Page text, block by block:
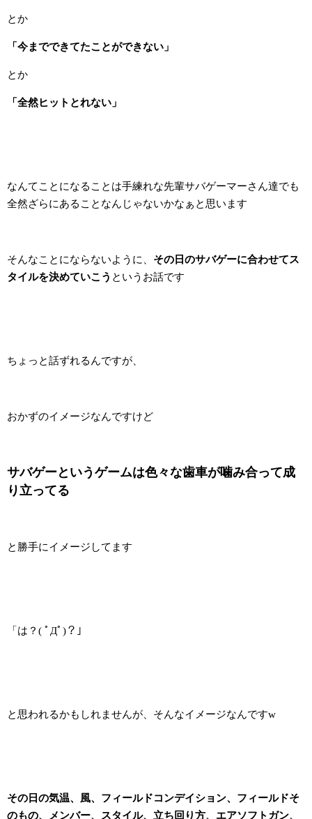
とか
「今までできてたことができない」
とか
「全然ヒットとれない」
なんてことになることは手練れな先輩サバゲーマーさん達でも
全然ざらにあることなんじゃないかなぁと思います
そんなことにならないように、 その日のサバゲーに合わせてス
タイルを決めていこう というお話です
ちょっと話ずれるんですが、
おかずのイメージなんですけど
サバゲーというゲームは色々な歯車が噛み合って成
り立ってる
と勝手にイメージしてます
「は？( ﾟДﾟ)？」
と思われるかもしれませんが、そんなイメージなんですw
その日の気温、風、フィールドコンデイション、フィールドそ
のもの、メンバー、スタイル、立ち回り方、エアソフトガン、